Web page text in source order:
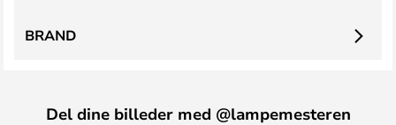
BRAND
Del dine billeder med @lampemesteren